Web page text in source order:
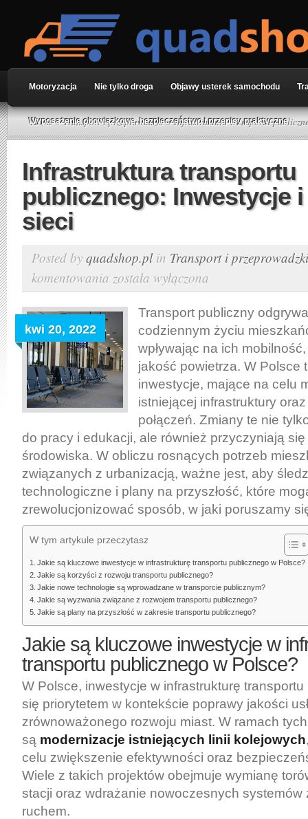
Motoryzacja Nie tylko droga Objawy usterek samochodu
Wyposażenie obowiązkowe, bezpieczeństwo i przepisy praktyczne
Home»Transport i przeprowadzki» Infrastruktura transportu
Infrastruktura transportu
publicznego: Inwestycje
sieci
Posted by quadshop.plin Transport i przeprowadzki
komentowania Infrastruktura
transportu
publicznego:
i
rozwój
sieci
została wyłączona
kwi 20, 2022
Transport publiczny
codziennym życiu
wpływając na ich
jakość powietrza. W Polsce
inwestycje, mające na celu
istniejącej infrastruktury
połączeń. Zmiany te nie
do pracy i edukacji, ale również przyczyniają
środowiska. W obliczu rosnących potrzeb
związanych z urbanizacją, ważne jest, aby
technologiczne i plany na przyszłość, które
zrewolucjonizować sposób, w jaki poruszamy
W tym artykule przeczytasz
Jakie są kluczowe inwestycje w infrastrukturę transportu publicznego w Polsce?
Jakie są korzyści z rozwoju transportu publicznego?
Jakie nowe technologie są wprowadzane w transporcie publicznym?
Jakie są wyzwania związane z rozwojem transportu publicznego?
Jakie są plany na przyszłość w zakresie transportu publicznego?
Jakie są kluczowe inwestycje w
transportu publicznego w Polsce?
W Polsce, inwestycje w infrastrukturę
się priorytetem w kontekście poprawy jakości
zrównoważonego rozwoju miast. W ramach
są modernizacje istniejących linii kolejowych
celu zwiększenie efektywności oraz
Wiele z takich projektów obejmuje wymianę
stacji oraz wdrażanie nowoczesnych systemów
ruchem.